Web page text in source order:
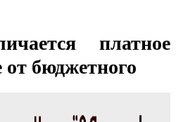
платное
от бюджетного